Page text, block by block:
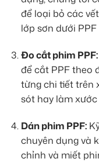
để loại bỏ các
lớp sơn dưới
Đo cắt phim PPF:
để cắt PPF theo
từng chi tiết trên
sót hay làm xước
Dán phim PPF:
chuyên dụng và
chỉnh và miết